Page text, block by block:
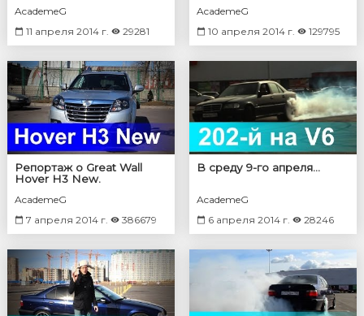
AcademeG
11 апреля 2014 г.
29281
AcademeG
10 апреля 2014 г.
129795
Репортаж о Great Wall
Hover H3 New.
AcademeG
7 апреля 2014 г.
386679
В среду 9-го апреля...
AcademeG
6 апреля 2014 г.
28246